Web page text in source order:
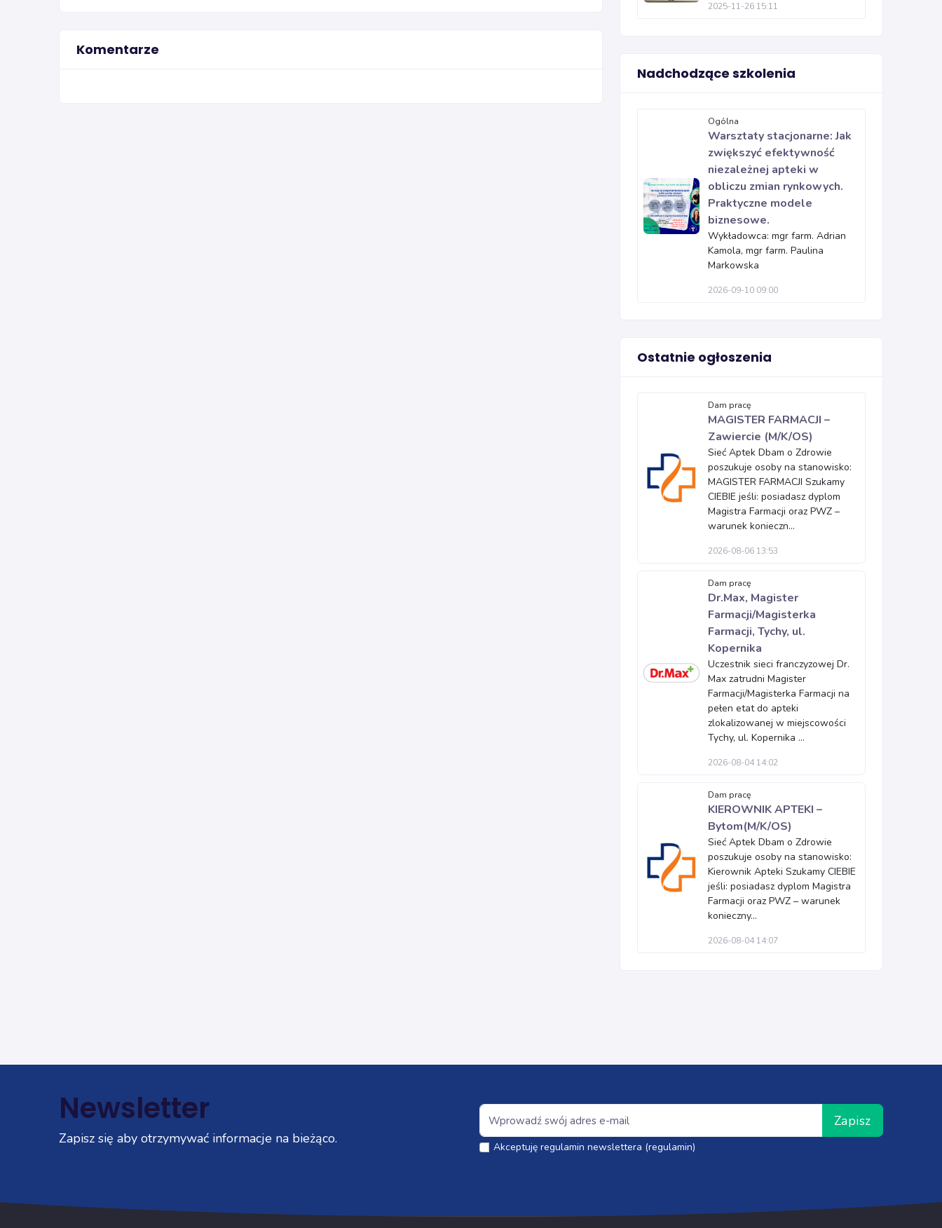
Komentarze
2025-11-26 15:11
Nadchodzące szkolenia
Ogólna
Warsztaty stacjonarne: Jak
zwiększyć efektywność
niezależnej apteki w
obliczu zmian rynkowych.
Praktyczne modele
biznesowe.
Wykładowca: mgr farm. Adrian
Kamola, mgr farm. Paulina
Markowska
2026-09-10 09:00
Ostatnie ogłoszenia
Dam pracę
MAGISTER FARMACJI –
Zawiercie (M/K/OS)
Sieć Aptek Dbam o Zdrowie
poszukuje osoby na stanowisko:
MAGISTER FARMACJI Szukamy
CIEBIE jeśli: posiadasz dyplom
Magistra Farmacji oraz PWZ –
warunek konieczn...
2026-08-06 13:53
Dam pracę
Dr.Max, Magister
Farmacji/Magisterka
Farmacji, Tychy, ul.
Kopernika
Uczestnik sieci franczyzowej Dr.
Max zatrudni Magister
Farmacji/Magisterka Farmacji na
pełen etat do apteki
zlokalizowanej w miejscowości
Tychy, ul. Kopernika ...
2026-08-04 14:02
Dam pracę
KIEROWNIK APTEKI –
Bytom(M/K/OS)
Sieć Aptek Dbam o Zdrowie
poszukuje osoby na stanowisko:
Kierownik Apteki Szukamy CIEBIE
jeśli: posiadasz dyplom Magistra
Farmacji oraz PWZ – warunek
konieczny...
2026-08-04 14:07
Newsletter
Zapisz się aby otrzymywać informacje na bieżąco.
Zapisz
Akceptuję regulamin newslettera (regulamin)